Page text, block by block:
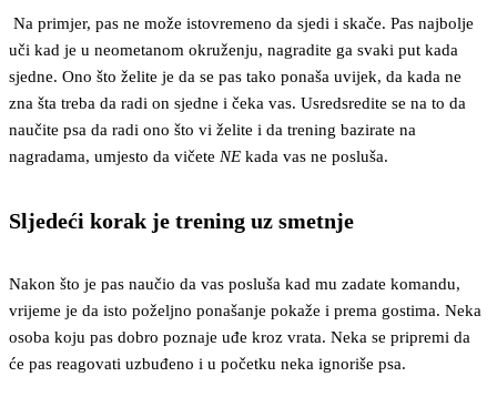
Na primjer, pas ne može istovremeno da sjedi i skače. Pas najbolje
uči kad je u neometanom okruženju, nagradite ga svaki put kada
sjedne. Ono što želite je da se pas tako ponaša uvijek, da kada ne
zna šta treba da radi on sjedne i čeka vas. Usredsredite se na to da
naučite psa da radi ono što vi želite i da trening bazirate na
nagradama, umjesto da vičete NE kada vas ne posluša.
Sljedeći korak je trening uz smetnje
Nakon što je pas naučio da vas posluša kad mu zadate komandu,
vrijeme je da isto poželjno ponašanje pokaže i prema gostima. Neka
osoba koju pas dobro poznaje uđe kroz vrata. Neka se pripremi da
će pas reagovati uzbuđeno i u početku neka ignoriše psa.